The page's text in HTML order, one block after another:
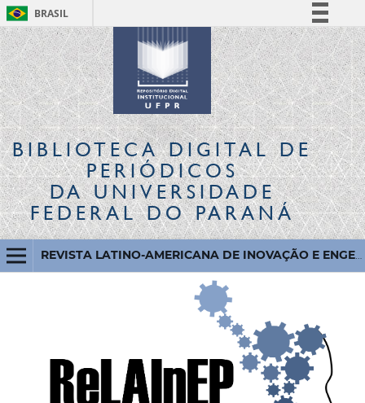
BRASIL
Simplifique!
Comunica BR
Participe
Acesso à informação
Legislação
Canais
BIBLIOTECA DIGITALDE
PERIÓDICOS
DA UNIVERSIDADE
FEDERAL DO PARANÁ
REVISTA LATINO-AMERICANA DE INOVAÇÃO E ENGENHARIA DE PRODUÇÃO